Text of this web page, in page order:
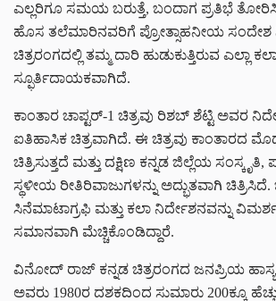
ಎಲ್ಲರಿಗೂ ಸಮಯ ಬರುತ್ತೆ, ಬಂದಾಗ ಪ್ರತಿಭೆ
ಹೊಸ ತಲೆಮಾರಿನವರಿಗೆ ಪ್ರೋತ್ಸಾಹನೀಯ ಸಂದೇಶ
ಚಿತ್ರರಂಗದಲ್ಲಿ ತಮ್ಮ ದಾರಿ ಹುಡುಕುತ್ತಿರುವ ಎಲ್ಲಾ
ಸ್ಫೂರ್ತಿದಾಯಕವಾಗಿದೆ.
ಕಾಂತಾರ ಚಾಪ್ಟರ್-1 ಚಿತ್ರವು ರಿಶಬ್ ಶೆಟ್ಟಿ ಅವರ
ಐತಿಹಾಸಿಕ ಚಿತ್ರವಾಗಿದೆ. ಈ ಚಿತ್ರವು ಕಾಂತಾರದ
ಚಿತ್ರಿಸುತ್ತದೆ ಮತ್ತು ದಕ್ಷಿಣ ಕನ್ನಡ ಜಿಲ್ಲೆಯ
ಸ್ಥಳೀಯ ರೀತಿರಿವಾಜುಗಳನ್ನು ಅದ್ಭುತವಾಗಿ
ಸಿನೆಮಾಟಾಗ್ರಫಿ ಮತ್ತು ಕಲಾ ನಿರ್ದೇಶನವನ್ನು
ಸಮಾನವಾಗಿ ಮೆಚ್ಚಿಕೊಂಡಿದ್ದಾರೆ.
ವಿನೋದ್ ರಾಜ್ ಕನ್ನಡ ಚಿತ್ರರಂಗದ ಜನಪ್ರಿಯ ಹಾಸ್ಯ
ಅವರು 1980ರ ದಶಕದಿಂದ ಸುಮಾರು 200ಕ್ಕೂ